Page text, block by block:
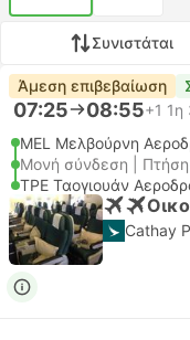
Συνιστάται
Άμεση επιβεβαίωση
07:25 08:55+1 1η
MEL Μελβούρνη
Μονή σύνδεση |
TPE Ταογιουάν
Cathay